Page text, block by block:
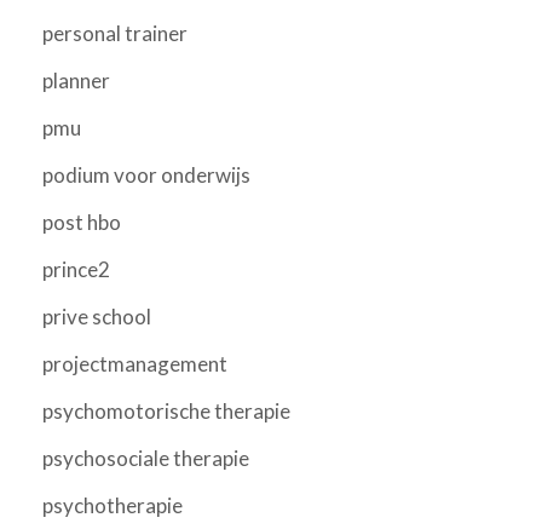
personal trainer
planner
pmu
podium voor onderwijs
post hbo
prince2
prive school
projectmanagement
psychomotorische therapie
psychosociale therapie
psychotherapie